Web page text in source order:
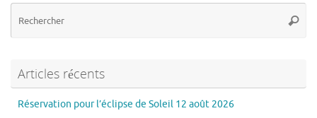
Articles récents
Réservation pour l’éclipse de Soleil 12 août 2026